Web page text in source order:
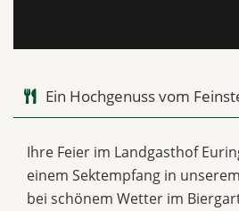
Ein Hochgenuss vom
Ihre Feier im Landgasthof
einem Sektempfang in
bei schönem Wetter im